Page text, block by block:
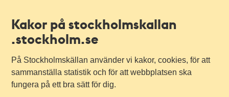
Kakor på stockholmskallan
.stockholm.se
På Stockholmskällan använder vi kakor, cookies, för att
sammanställa statistik och för att webbplatsen ska
fungera på ett bra sätt för dig.